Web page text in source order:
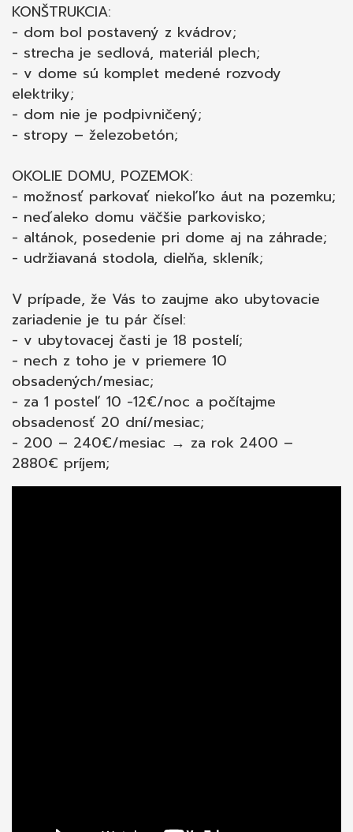
KONŠTRUKCIA:
- dom bol postavený z kvádrov;
- strecha je sedlová, materiál plech;
- v dome sú komplet medené rozvody
elektriky;
- dom nie je podpivničený;
- stropy – železobetón;
OKOLIE DOMU, POZEMOK:
- možnosť parkovať niekoľko áut na pozemku;
- neďaleko domu väčšie parkovisko;
- altánok, posedenie pri dome aj na záhrade;
- udržiavaná stodola, dielňa, skleník;
V prípade, že Vás to zaujme ako ubytovacie
zariadenie je tu pár čísel:
- v ubytovacej časti je 18 postelí;
- nech z toho je v priemere 10
obsadených/mesiac;
- za 1 posteľ 10 -12€/noc a počítajme
obsadenosť 20 dní/mesiac;
- 200 – 240€/mesiac → za rok 2400 –
2880€ príjem;